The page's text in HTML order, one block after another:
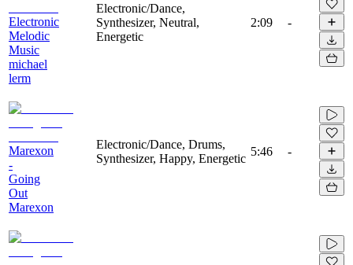
Electronic
Melodic
Music
michael
lerm
Electronic/Dance,
Synthesizer, Neutral,
Energetic
2:09 -
Marexon
-
Going
Out
Marexon
Electronic/Dance, Drums,
Synthesizer, Happy, Energetic
5:46 -